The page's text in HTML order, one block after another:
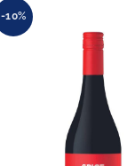
-10%